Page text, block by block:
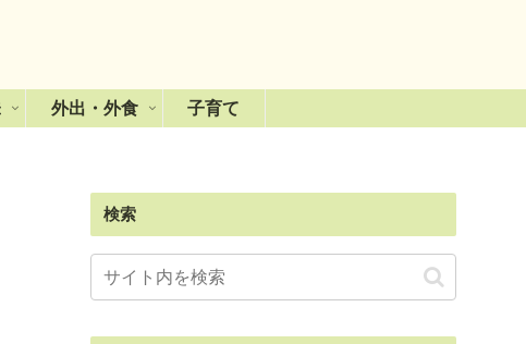
外出・外食 子育て
検索